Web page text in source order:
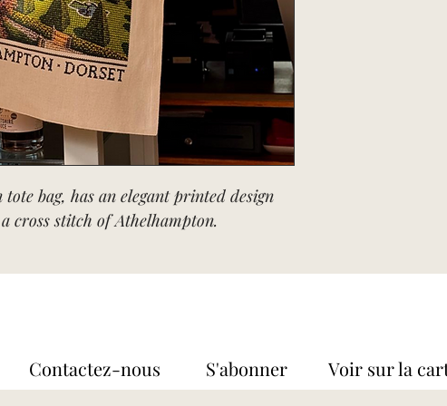
bag, has an elegant printed design
cross stitch of Athelhampton.
Contactez-nous S'abonner Voir sur la